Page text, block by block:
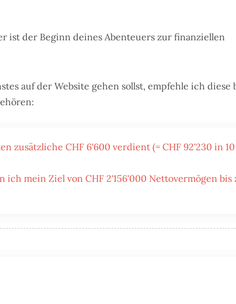
ist der Beginn deines Abenteuers zur finanziellen
auf der Website gehen sollst, empfehle ich diese
zusätzliche CHF 6'600 verdient (= CHF 92'230 in 10
ich mein Ziel von CHF 2'156'000 Nettovermögen bis